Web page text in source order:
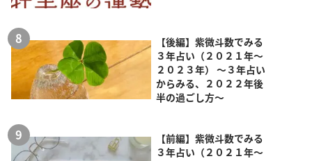
【後編】紫微斗数でみる
３年占い（２０２１年～
２０２３年） ～３年占い
からみる、２０２２年後
半の過ごし方～
【前編】紫微斗数でみる
３年占い（２０２１年～